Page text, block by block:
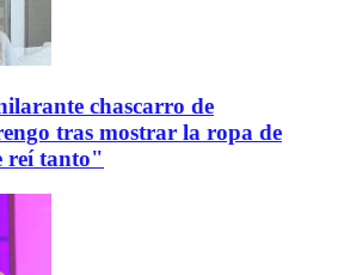
chascarro de
tras mostrar la ropa de
reí tanto"